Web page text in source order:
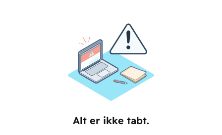
Alt er ikke tabt.